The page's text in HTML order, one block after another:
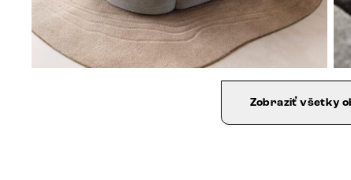
Zobraziť všetky